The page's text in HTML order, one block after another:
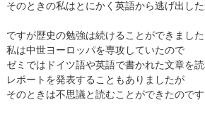
そのときの私はとにかく英語から逃げ出し
ですが歴史の勉強は続けることができました
私は中世ヨーロッパを専攻していたので
ゼミではドイツ語や英語で書かれた文章を
レポートを発表することもありましたが
そのときは不思議と読むことができたのです